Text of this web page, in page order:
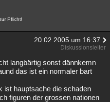
Pflicht!
20.02.2005 um 16:37
Diskussionsleiter
langbärtig sonst dännkemn
das ist ein normaler bart
ist hauptsache die schaden
figuren der grossen nationen